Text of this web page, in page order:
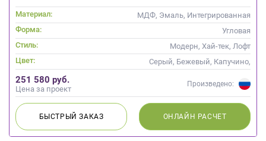
Материал:
МДФ, Эмаль, Интегрированная
ручка, Стекло
Форма:
Угловая
Стиль:
Модерн, Хай-тек, Лофт
Цвет:
Серый, Бежевый, Капучино,
Кремовый, Слоновая кость
251 580 руб.
Цена за проект
Произведено:
БЫСТРЫЙЗАКАЗ ОНЛАЙН РАСЧЕТ